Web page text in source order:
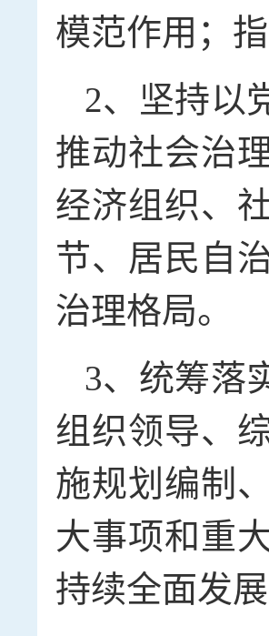
模范作用；
2、坚持以
推动社会治
经济组织、
节、居民自
治理格局。
3、统筹落
组织领导、
施规划编制
大事项和重
持续全面发展